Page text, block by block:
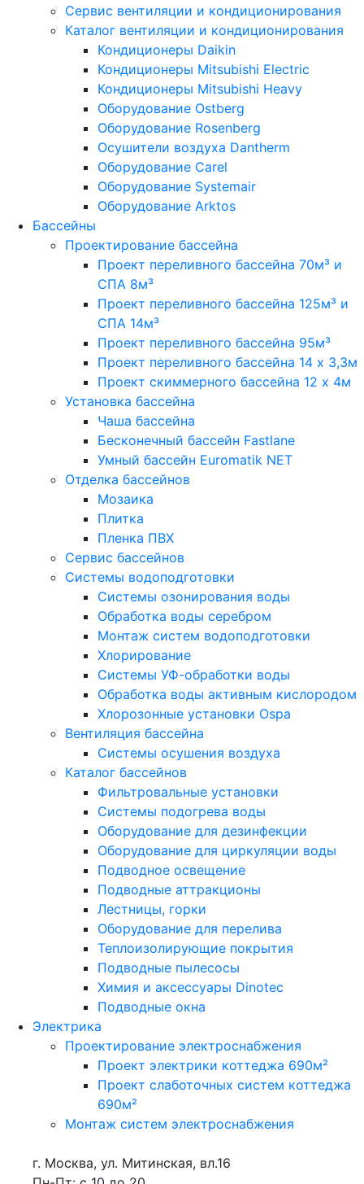
Сервис вентиляции и кондиционирования
Каталог вентиляции и кондиционирования
Кондиционеры Daikin
Кондиционеры Mitsubishi Electric
Кондиционеры Mitsubishi Heavy
Оборудование Ostberg
Оборудование Rosenberg
Осушители воздуха Dantherm
Оборудование Carel
Оборудование Systemair
Оборудование Arktos
Бассейны
Проектирование бассейна
Проект переливного бассейна 70м³ и
СПА 8м³
Проект переливного бассейна 125м³ и
СПА 14м³
Проект переливного бассейна 95м³
Проект переливного бассейна 14 х 3,3м
Проект скиммерного бассейна 12 х 4м
Установка бассейна
Чаша бассейна
Бесконечный бассейн Fastlane
Умный бассейн Euromatik NET
Отделка бассейнов
Мозаика
Плитка
Пленка ПВХ
Сервис бассейнов
Системы водоподготовки
Системы озонирования воды
Обработка воды серебром
Монтаж систем водоподготовки
Хлорирование
Системы УФ-обработки воды
Обработка воды активным кислородом
Хлорозонные установки Ospa
Вентиляция бассейна
Системы осушения воздуха
Каталог бассейнов
Фильтровальные установки
Системы подогрева воды
Оборудование для дезинфекции
Оборудование для циркуляции воды
Подводное освещение
Подводные аттракционы
Лестницы, горки
Оборудование для перелива
Теплоизолирующие покрытия
Подводные пылесосы
Химия и аксессуары Dinotec
Подводные окна
Электрика
Проектирование электроснабжения
Проект электрики коттеджа 690м²
Проект слаботочных систем коттеджа
690м²
Монтаж систем электроснабжения
г. Москва, ул. Митинская, вл.16